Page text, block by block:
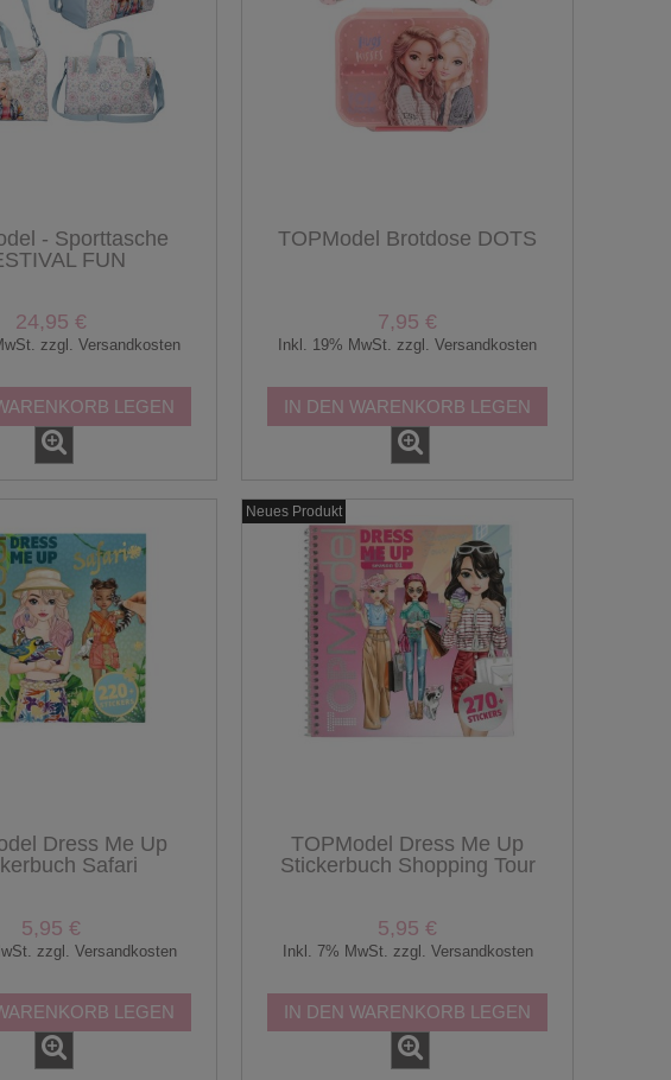
- Sporttasche
FUN
24,95 €
zzgl. Versandkosten
LEGEN
TOPModel Brotdose DOTS
7,95 €
Inkl. 19% MwSt. zzgl. Versandkosten
IN DEN WARENKORB LEGEN
Dress Me Up
Safari
5,95 €
zzgl. Versandkosten
LEGEN
TOPModel Dress Me Up
Stickerbuch Shopping Tour
5,95 €
Inkl. 7% MwSt. zzgl. Versandkosten
IN DEN WARENKORB LEGEN
Neues Produkt